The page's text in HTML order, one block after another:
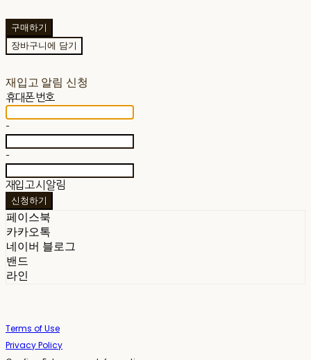
구매하기
장바구니에 담기
재입고 알림 신청
휴대폰 번호
-
-
재입고 시 알림
신청하기
페이스북
카카오톡
네이버 블로그
밴드
라인
Terms of Use
Privacy Policy